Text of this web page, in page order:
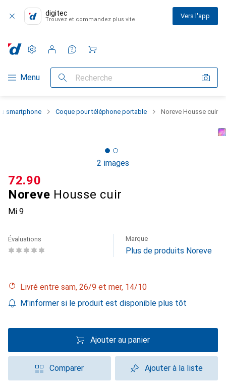
digitec
Trouvez et commandez plus vite Vers l'app
Navigation par catégorie
Menu Recherche
Paramètres
Compte client
Listes de comparaison
Listes d'envies
Panier
smartphone Coque pour téléphone portable Noreve Housse cuir
2 images
Noreve Housse cuir
Mi 9
CHF
72.90
Évaluations Marque
Plus de produits Noreve
Livré entre sam, 26/9 et mer, 14/10
M'informer si le produit est disponible plus tôt
Ajouter au panier
Comparer Ajouter à la liste